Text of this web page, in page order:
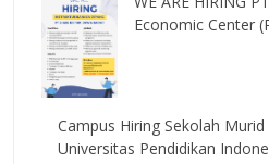
Economic Center
Campus Hiring Sekolah
Universitas Pendidikan